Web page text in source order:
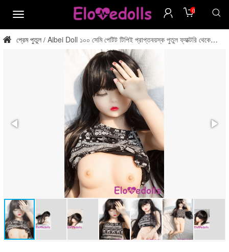
মেনু
0
প্রেম পুতুল / Aibei Doll ১০০ সেমি পেটিট টিপিই প্রাপ্তবয়স্ক পুতুল ফ্যাক্টরি থেকে